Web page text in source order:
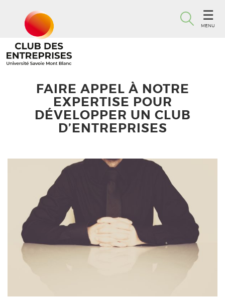
MENU
FAIRE APPEL À NOTRE
EXPERTISE POUR
DÉVELOPPER UN CLUB
D’ENTREPRISES